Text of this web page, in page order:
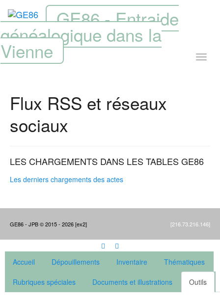
GE86 - Entraide
généalogique dans la
Vienne
Flux RSS et réseaux
sociaux
LES CHARGEMENTS DANS LES TABLES GE86
Les derniers chargements des actes
GE86 - JPB © 2015 - 2026 [ex2] [216.73.216.146]
Accueil Dépouillements Inventaire Thématiques
Rubriques spéciales Documents et illustrations Outils